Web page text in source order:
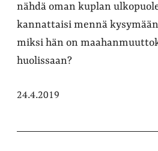
nähdä oman kuplan
kannattaisi mennä
miksi hän on
huolissaan?
24.4.2019